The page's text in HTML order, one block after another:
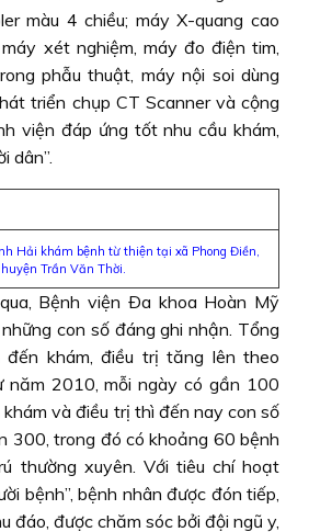
màu 4 chiều; máy X-quang cao
xét nghiệm, máy đo điện tim,
phẫu thuật, máy nội soi dùng
triển chụp CT Scanner và cộng
viện đáp ứng tốt nhu cầu khám,
dân”.
Hải khám bệnh từ thiện tại xã Phong Điền,
huyện Trần Văn Thời.
Bệnh viện Ða khoa Hoàn Mỹ
con số đáng ghi nhận. Tổng
khám, điều trị tăng lên theo
năm 2010, mỗi ngày có gần 100
và điều trị thì đến nay con số
300, trong đó có khoảng 60 bệnh
thường xuyên. Với tiêu chí hoạt
bệnh”, bệnh nhân được đón tiếp,
đáo, được chăm sóc bởi đội ngũ y,